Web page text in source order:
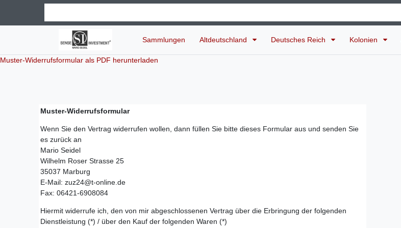
Sammlungen Altdeutschland Deutsches Reich Kolonien
Muster-Widerrufsformular als PDF herunterladen
Muster-Widerrufsformular
Wenn Sie den Vertrag widerrufen wollen, dann füllen Sie bitte dieses Formular aus und senden Sie
es zurück an
Mario Seidel
Wilhelm Roser Strasse 25
35037 Marburg
E-Mail: zuz24@t-online.de
Fax: 06421-6908084
Hiermit widerrufe ich, den von mir abgeschlossenen Vertrag über die Erbringung der folgenden
Dienstleistung (*) / über den Kauf der folgenden Waren (*)